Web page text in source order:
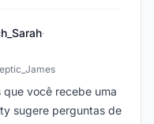
·
que você recebe uma
sugere perguntas de